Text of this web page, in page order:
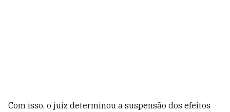
Com isso, o juiz determinou a suspensão dos efeitos